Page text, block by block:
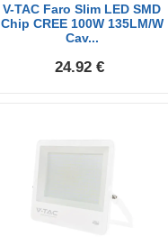
V-TAC Faro Slim LED SMD
Chip CREE 100W 135LM/W
Cav...
24.92 €